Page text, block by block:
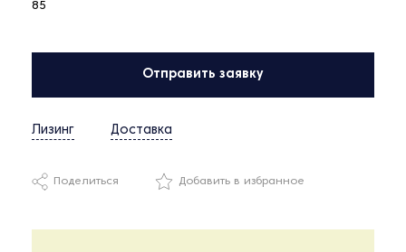
85
Отправить заявку
Лизинг Доставка
Поделиться Добавить в избранное